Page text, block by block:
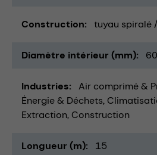
Construction tuyau spiralé
Diamètre intérieur (mm) 60
Industries
Air comprimé &
Énergie & Déchets
Extraction Construction
Longueur (m) 15